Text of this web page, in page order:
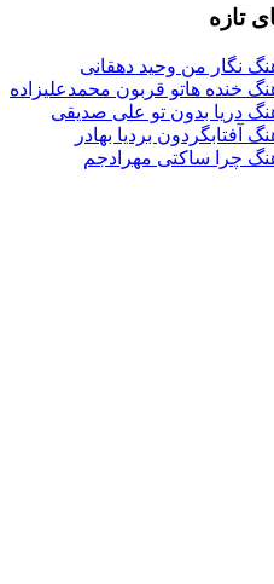
تازه
نگار من وحید دهقانی
خنده هاتو قربون محمدعلیزاده
دریا بدون تو علی صدیقی
آفتابگردون بردیا بهادر
چرا ساکتی مهرادجم